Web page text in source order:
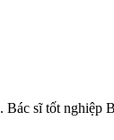
sĩ tốt nghiệp